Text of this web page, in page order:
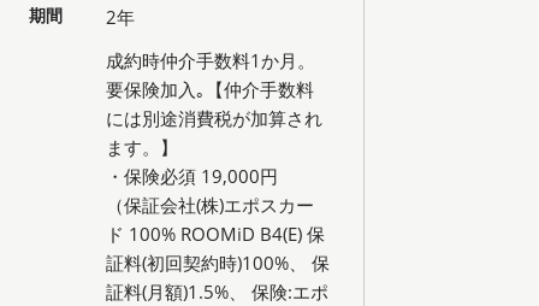
期間 2年
成約時仲介手数料1か月。
要保険加入｡【仲介手数料
には別途消費税が加算され
ます。】
・保険必須 19,000円
（保証会社(株)エポスカー
ド 100% ROOMiD B4(E) 保
証料(初回契約時)100%、 保
証料(月額)1.5%、 保険:エポ